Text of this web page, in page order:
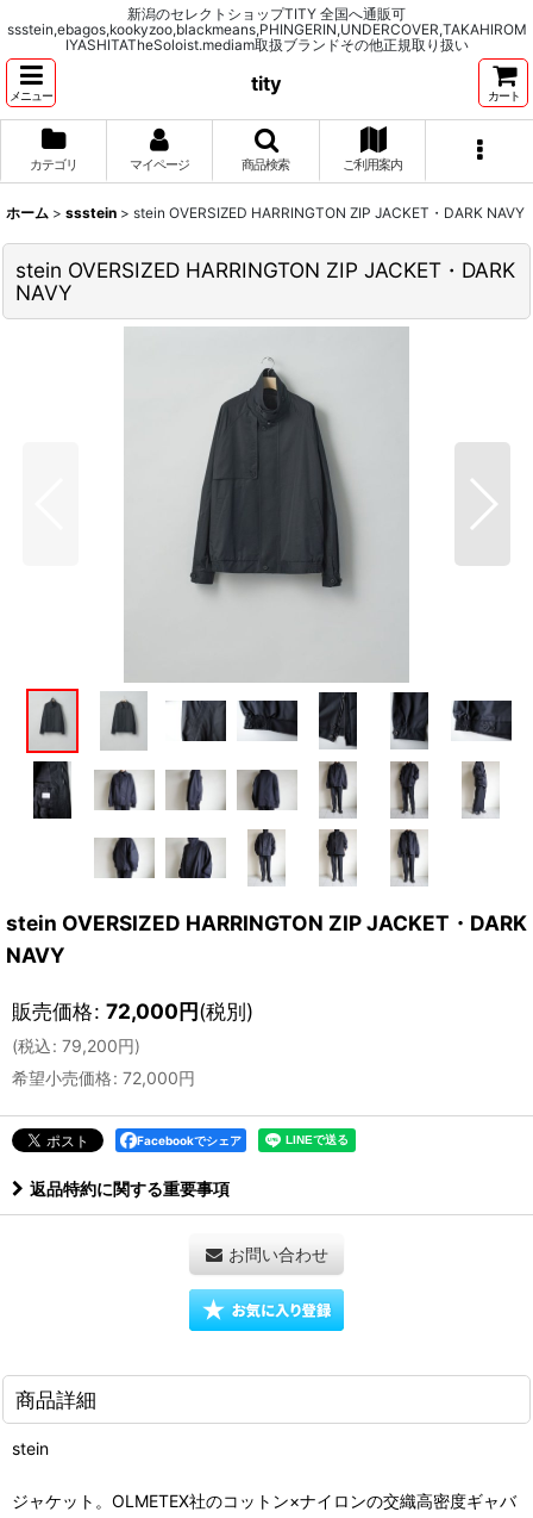
新潟のセレクトショップTITY 全国へ通販可
ssstein,ebagos,kookyzoo,blackmeans,PHINGERIN,UNDERCOVER,TAKAHIROM
IYASHITATheSoloist.mediam取扱ブランドその他正規取り扱い
メニュー
tity
カート
カテゴリ マイページ 商品検索 ご利用案内
ホーム > ssstein > stein OVERSIZED HARRINGTON ZIP JACKET・DARK NAVY
stein OVERSIZED HARRINGTON ZIP JACKET・DARK
NAVY
stein OVERSIZED HARRINGTON ZIP JACKET・DARK
NAVY
販売価格: 72,000円(税別)
(税込: 79,200円)
希望小売価格: 72,000円
Facebookでシェア
返品特約に関する重要事項
お問い合わせ
商品詳細
stein
ジャケット。OLMETEX社のコットン×ナイロンの交織高密度ギャバ